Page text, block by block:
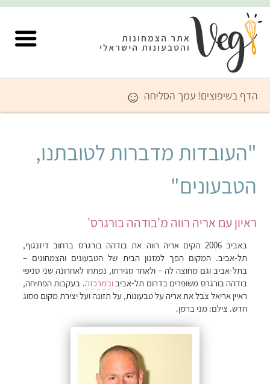
הדף בשיפוצים! עמך הסליחה ☺
"העובדות מדברות לטובתנו,
הטבעונים"
ראיון עם אריה רווה מ'בודהה בורגרס'
באביב 2006 הקים אריה רווה את בודהה בורגרס ברחוב דיזנגוף,
תל-אביב. המקום הפך למזנון הבית של הטבעונים והצמחונים –
בתל-אביב וגם מחוצה לה – ולאחר סגירתו, נפתחו לאחרונה שני סניפי
בודהה בורגרס משופרים בדרום תל-אביבובמרכזה. בעקבות הפתיחה,
ראיין אריאל צֹבל את אריה על טבעונות, על תזונה ועל יצירת מקום מסוג
חדש. צילם: מני ברמן.